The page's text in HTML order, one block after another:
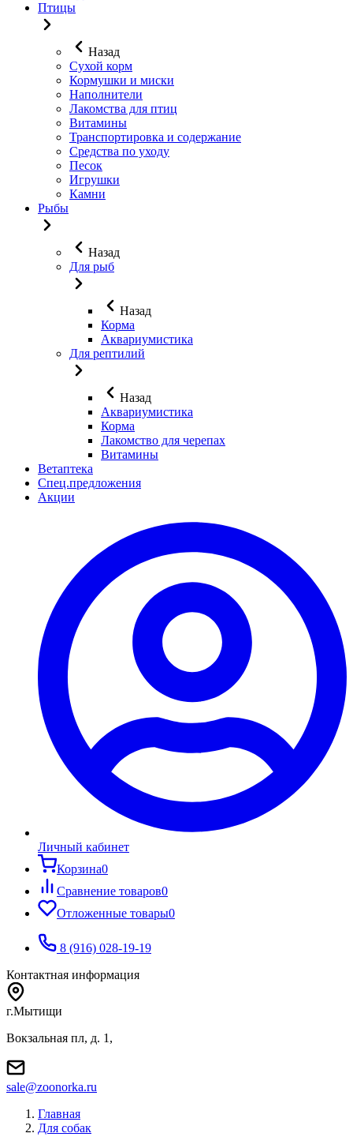
Птицы
Назад
Сухой корм
Кормушки и миски
Наполнители
Лакомства для птиц
Витамины
Транспортировка и содержание
Средства по уходу
Песок
Игрушки
Камни
Рыбы
Назад
Для рыб
Назад
Корма
Аквариумистика
Для рептилий
Назад
Аквариумистика
Корма
Лакомство для черепах
Витамины
Ветаптека
Спец.предложения
Акции
Личный кабинет
Корзина0
Сравнение товаров0
Отложенные товары0
8 (916) 028-19-19
Контактная информация
г.Мытищи
Вокзальная пл, д. 1,
sale@zoonorka.ru
Главная
Для собак